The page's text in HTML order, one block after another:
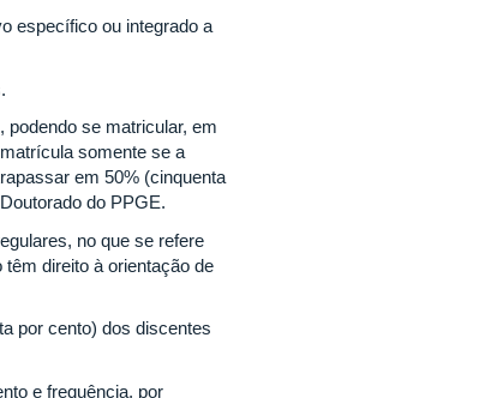
específico ou integrado a
se matricular, em
somente se a
em 50% (cinquenta
do PPGE.
no que se refere
direito à orientação de
por cento) dos discentes
e frequência, por